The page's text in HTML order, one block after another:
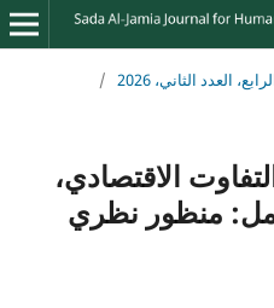
العدد الثاني، 2026
/
الاقتصادي،
منظور نظري